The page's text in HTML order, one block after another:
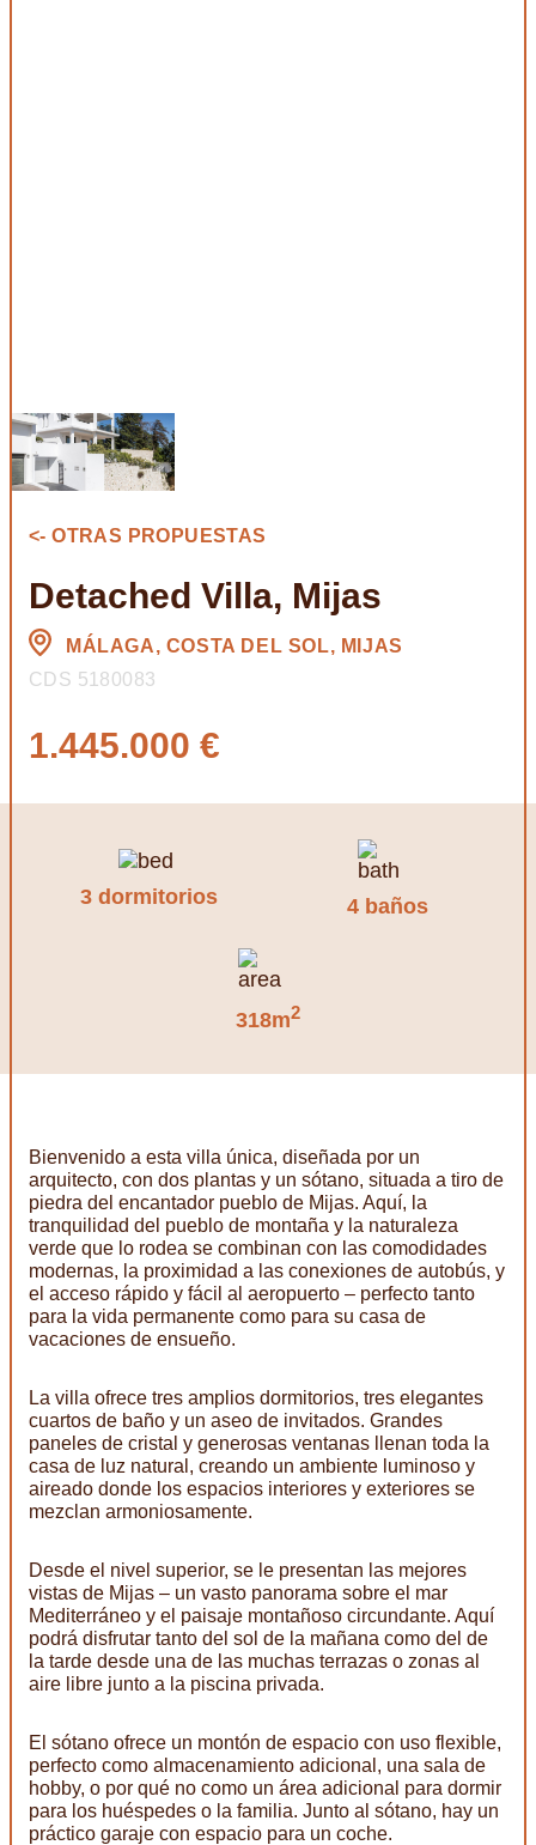
<- OTRAS PROPUESTAS
Detached Villa, Mijas
MÁLAGA, COSTA DEL SOL, MIJAS
CDS 5180083
1.445.000 €
3 dormitorios 4 baños
318m2
Bienvenido a esta villa única, diseñada por un
arquitecto, con dos plantas y un sótano, situada a tiro de
piedra del encantador pueblo de Mijas. Aquí, la
tranquilidad del pueblo de montaña y la naturaleza
verde que lo rodea se combinan con las comodidades
modernas, la proximidad a las conexiones de autobús, y
el acceso rápido y fácil al aeropuerto – perfecto tanto
para la vida permanente como para su casa de
vacaciones de ensueño.
La villa ofrece tres amplios dormitorios, tres elegantes
cuartos de baño y un aseo de invitados. Grandes
paneles de cristal y generosas ventanas llenan toda la
casa de luz natural, creando un ambiente luminoso y
aireado donde los espacios interiores y exteriores se
mezclan armoniosamente.
Desde el nivel superior, se le presentan las mejores
vistas de Mijas – un vasto panorama sobre el mar
Mediterráneo y el paisaje montañoso circundante. Aquí
podrá disfrutar tanto del sol de la mañana como del de
la tarde desde una de las muchas terrazas o zonas al
aire libre junto a la piscina privada.
El sótano ofrece un montón de espacio con uso flexible,
perfecto como almacenamiento adicional, una sala de
hobby, o por qué no como un área adicional para dormir
para los huéspedes o la familia. Junto al sótano, hay un
práctico garaje con espacio para un coche.